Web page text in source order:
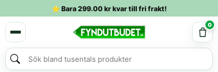
⭐ Bara299.00krkvar till fri frakt!
0